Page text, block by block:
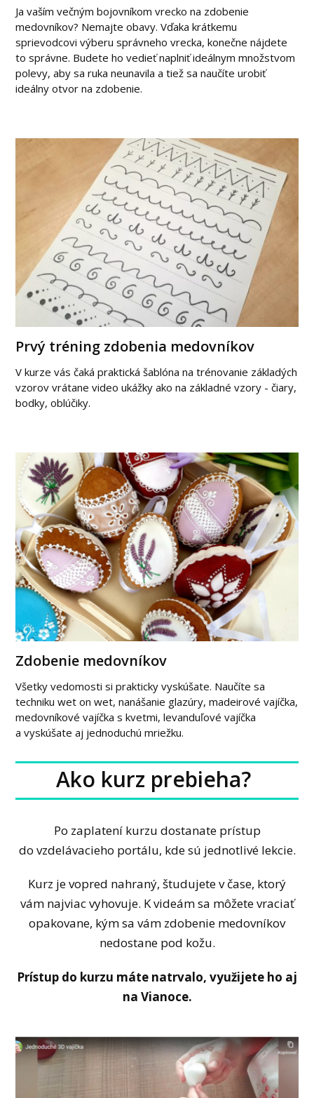
Ja vaším večným bojovníkom vrecko na zdobenie
medovníkov? Nemajte obavy. Vďaka krátkemu
sprievodcovi výberu správneho vrecka, konečne nájdete
to správne. Budete ho vedieť naplniť ideálnym množstvom
polevy, aby sa ruka neunavila a tiež sa naučíte urobiť
ideálny otvor na zdobenie.
Prvý tréning zdobenia medovníkov
V kurze vás čaká praktická šablóna na trénovanie základých
vzorov vrátane video ukážky ako na základné vzory - čiary,
bodky, oblúčiky.
Zdobenie medovníkov
Všetky vedomosti si prakticky vyskúšate. Naučíte sa
techniku wet on wet, nanášanie glazúry, madeirové vajíčka,
medovníkové vajíčka s kvetmi, levanduľové vajíčka
a vyskúšate aj jednoduchú mriežku.
Ako kurz prebieha?
Po zaplatení kurzu dostanate prístup
do vzdelávacieho portálu, kde sú jednotlivé lekcie.
Kurz je vopred nahraný, študujete v čase, ktorý
vám najviac vyhovuje. K videám sa môžete vraciať
opakovane, kým sa vám zdobenie medovníkov
nedostane pod kožu.
Prístup do kurzu máte natrvalo, využijete ho aj
na Vianoce.